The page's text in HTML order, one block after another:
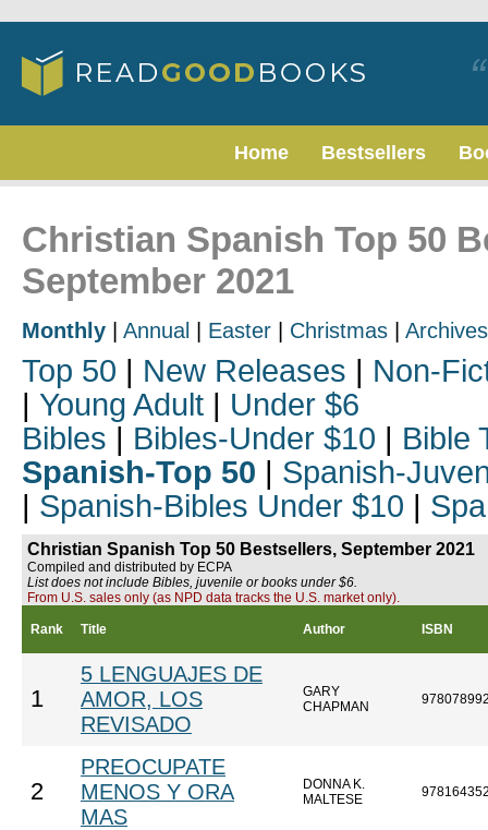
Home Bestsellers
Christian Spanish Top 50
September 2021
Monthly Annual Easter Christmas Archives
Top 50 | New Releases | Non-
| Young Adult | Under $6
Bibles | Bibles-Under $10 | Bible
Spanish-Top 50 | Spanish-
| Spanish-Bibles Under $10 |
Christian Spanish Top 50 Bestsellers, September 2021
Compiled and distributed by ECPA
List does not include Bibles, juvenile or books under $6.
From U.S. sales only (as NPD data tracks the U.S. market only).
Rank Title Author ISBN
1
5 LENGUAJES DE
AMOR, LOS
REVISADO
GARY
CHAPMAN
2
PREOCUPATE
MENOS Y ORA
MAS
DONNA K.
MALTESE